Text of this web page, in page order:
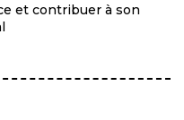
et contribuer à son